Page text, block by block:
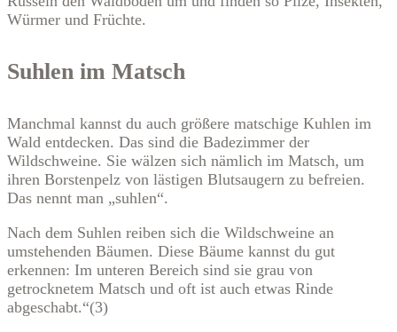
Würmer und Früchte.
Suhlen im Matsch
Manchmal kannst du auch größere matschige Kuhlen im
Wald entdecken. Das sind die Badezimmer der
Wildschweine. Sie wälzen sich nämlich im Matsch, um
ihren Borstenpelz von lästigen Blutsaugern zu befreien.
Das nennt man „suhlen“.
Nach dem Suhlen reiben sich die Wildschweine an
umstehenden Bäumen. Diese Bäume kannst du gut
erkennen: Im unteren Bereich sind sie grau von
getrocknetem Matsch und oft ist auch etwas Rinde
abgeschabt.“(3)